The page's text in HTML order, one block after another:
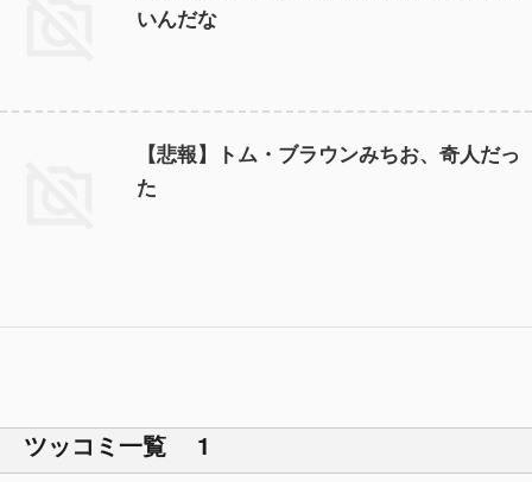
いんだな
【悲報】トム・ブラウンみちお、奇人だっ
た
ツッコミ一覧 1